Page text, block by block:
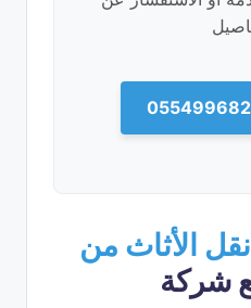
نقل الأثاث من
شركة